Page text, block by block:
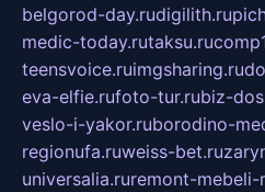
belgorod-day.rudigilith.ru
medic-today.rutaksu.ru
teensvoice.ruimgsharing.ru
eva-elfie.rufoto-tur.rubiz-
veslo-i-yakor.ruborodino-
regionufa.ruweiss-bet.ru
universalia.ruremont-mebeli-